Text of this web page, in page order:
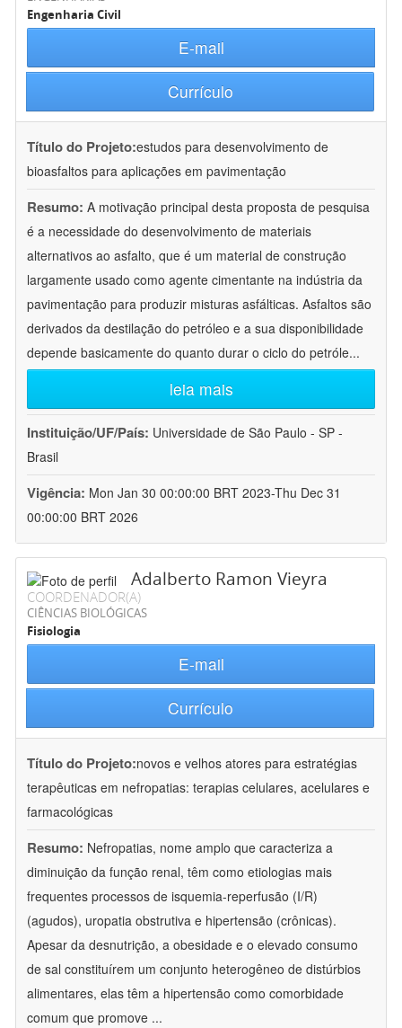
Engenharia Civil
E-mail
Currículo
Título do Projeto:estudos para desenvolvimento de
bioasfaltos para aplicações em pavimentação
Resumo: A motivação principal desta proposta de pesquisa
é a necessidade do desenvolvimento de materiais
alternativos ao asfalto, que é um material de construção
largamente usado como agente cimentante na indústria da
pavimentação para produzir misturas asfálticas. Asfaltos são
derivados da destilação do petróleo e a sua disponibilidade
depende basicamente do quanto durar o ciclo do petróle...
leia mais
Instituição/UF/País: Universidade de São Paulo - SP -
Brasil
Vigência: Mon Jan 30 00:00:00 BRT 2023-Thu Dec 31
00:00:00 BRT 2026
Adalberto Ramon Vieyra
COORDENADOR(A)
CIÊNCIAS BIOLÓGICAS
Fisiologia
E-mail
Currículo
Título do Projeto:novos e velhos atores para estratégias
terapêuticas em nefropatias: terapias celulares, acelulares e
farmacológicas
Resumo: Nefropatias, nome amplo que caracteriza a
diminuição da função renal, têm como etiologias mais
frequentes processos de isquemia-reperfusão (I/R)
(agudos), uropatia obstrutiva e hipertensão (crônicas).
Apesar da desnutrição, a obesidade e o elevado consumo
de sal constituírem um conjunto heterogêneo de distúrbios
alimentares, elas têm a hipertensão como comorbidade
comum que promove ...